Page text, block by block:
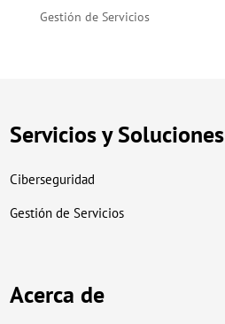
Gestión de Servicios
Servicios y Soluciones
Ciberseguridad
Gestión de Servicios
Acerca de